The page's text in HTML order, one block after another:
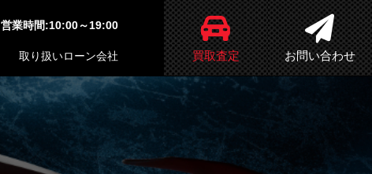
営業時間:10:00～19:00
取り扱いローン会社 買取査定 お問い合わせ